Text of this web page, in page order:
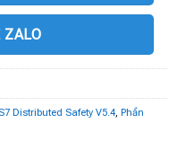
ZALO
Distributed Safety V5.4, Phần